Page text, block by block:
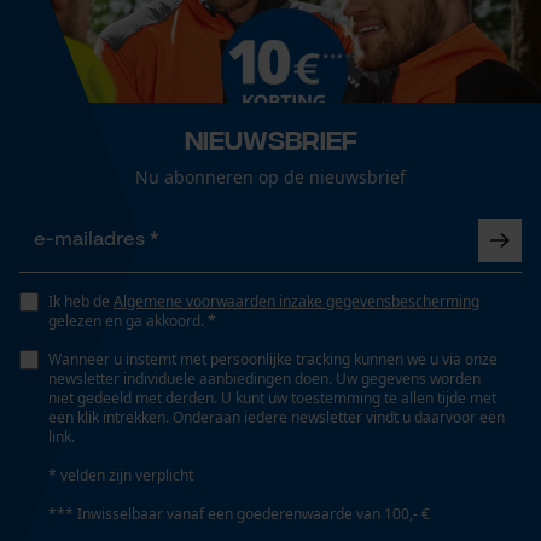
Versnipperfunctie
Schuine snede
Nee
Gereedschapsloze kettingspanning
Nee
Gereedschapsloze kettingwissel
Nieuwsbrief
Nu abonneren op de nieuwsbrief
Ik heb de Algemene voorwaarden inzake gegevensbescherming
gelezen en ga akkoord. *
Wanneer u instemt met persoonlijke tracking kunnen we u via onze
newsletter individuele aanbiedingen doen. Uw gegevens worden
niet gedeeld met derden. U kunt uw toestemming te allen tijde met
een klik intrekken. Onderaan iedere newsletter vindt u daarvoor een
link.
* velden zijn verplicht
*** Inwisselbaar vanaf een goederenwaarde van 100,- €
Loop54 Personalization
Gepersonaliseerde homepage
Opgeslagen winkelwagen
Persoonlijke begroeting
Google Maps
Marketing Cookies
Google Global Site Tag